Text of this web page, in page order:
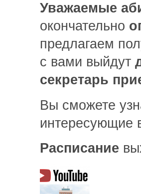
Уважаемые
окончательно
предлагаем
с вами выйдут
секретарь
Вы сможете
интересующие
Расписание